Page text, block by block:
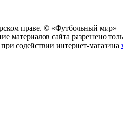
праве. © «Футбольный мир»
материалов сайта разрешено
содействии интернет-магазина